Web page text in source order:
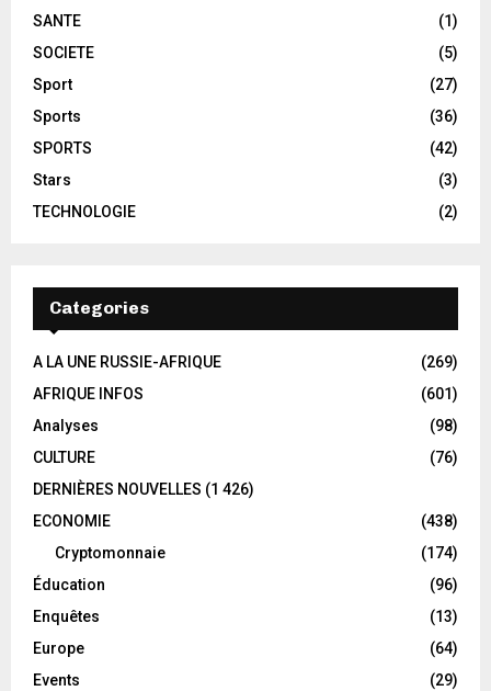
SANTE
(1)
SOCIETE
(5)
Sport
(27)
Sports
(36)
SPORTS
(42)
Stars
(3)
TECHNOLOGIE
(2)
Categories
A LA UNE RUSSIE-AFRIQUE
(269)
AFRIQUE INFOS
(601)
Analyses
(98)
CULTURE
(76)
DERNIÈRES NOUVELLES (1 426)
ECONOMIE
(438)
Cryptomonnaie
(174)
Éducation
(96)
Enquêtes
(13)
Europe
(64)
Events
(29)